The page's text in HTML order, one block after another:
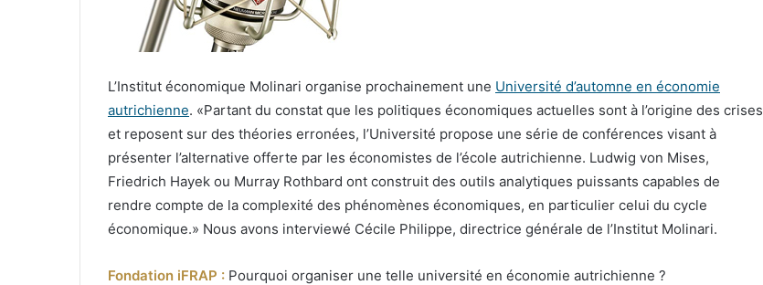
L’Institut économique Molinari organise prochainement une Université d’automne en économie
autrichienne. «Partant du constat que les politiques économiques actuelles sont à l’origine des crises
et reposent sur des théories erronées, l’Université propose une série de conférences visant à
présenter l’alternative offerte par les économistes de l’école autrichienne. Ludwig von Mises,
Friedrich Hayek ou Murray Rothbard ont construit des outils analytiques puissants capables de
rendre compte de la complexité des phénomènes économiques, en particulier celui du cycle
économique.» Nous avons interviewé Cécile Philippe, directrice générale de l’Institut Molinari.
Fondation iFRAP : Pourquoi organiser une telle université en économie autrichienne ?